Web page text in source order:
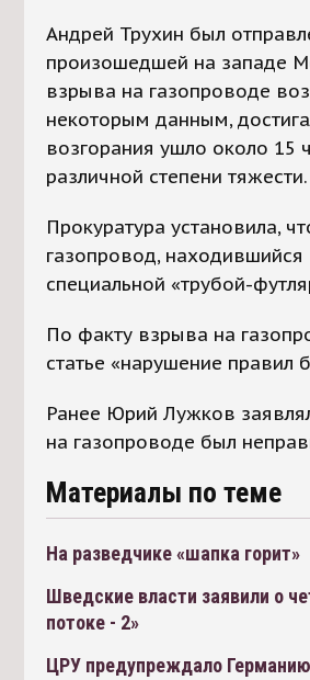
Андрей Трухин был
произошедшей на западе
взрыва на газопроводе
некоторым данным,
возгорания ушло около 15
различной степени тяжести.
Прокуратура установила,
газопровод,
специальной «трубой-
По факту взрыва на
статье «нарушение правил
Ранее Юрий Лужков
на газопроводе был
Материалы по теме
На разведчике «шапка горит»
Шведские власти заявили о
потоке - 2»
ЦРУ предупреждало